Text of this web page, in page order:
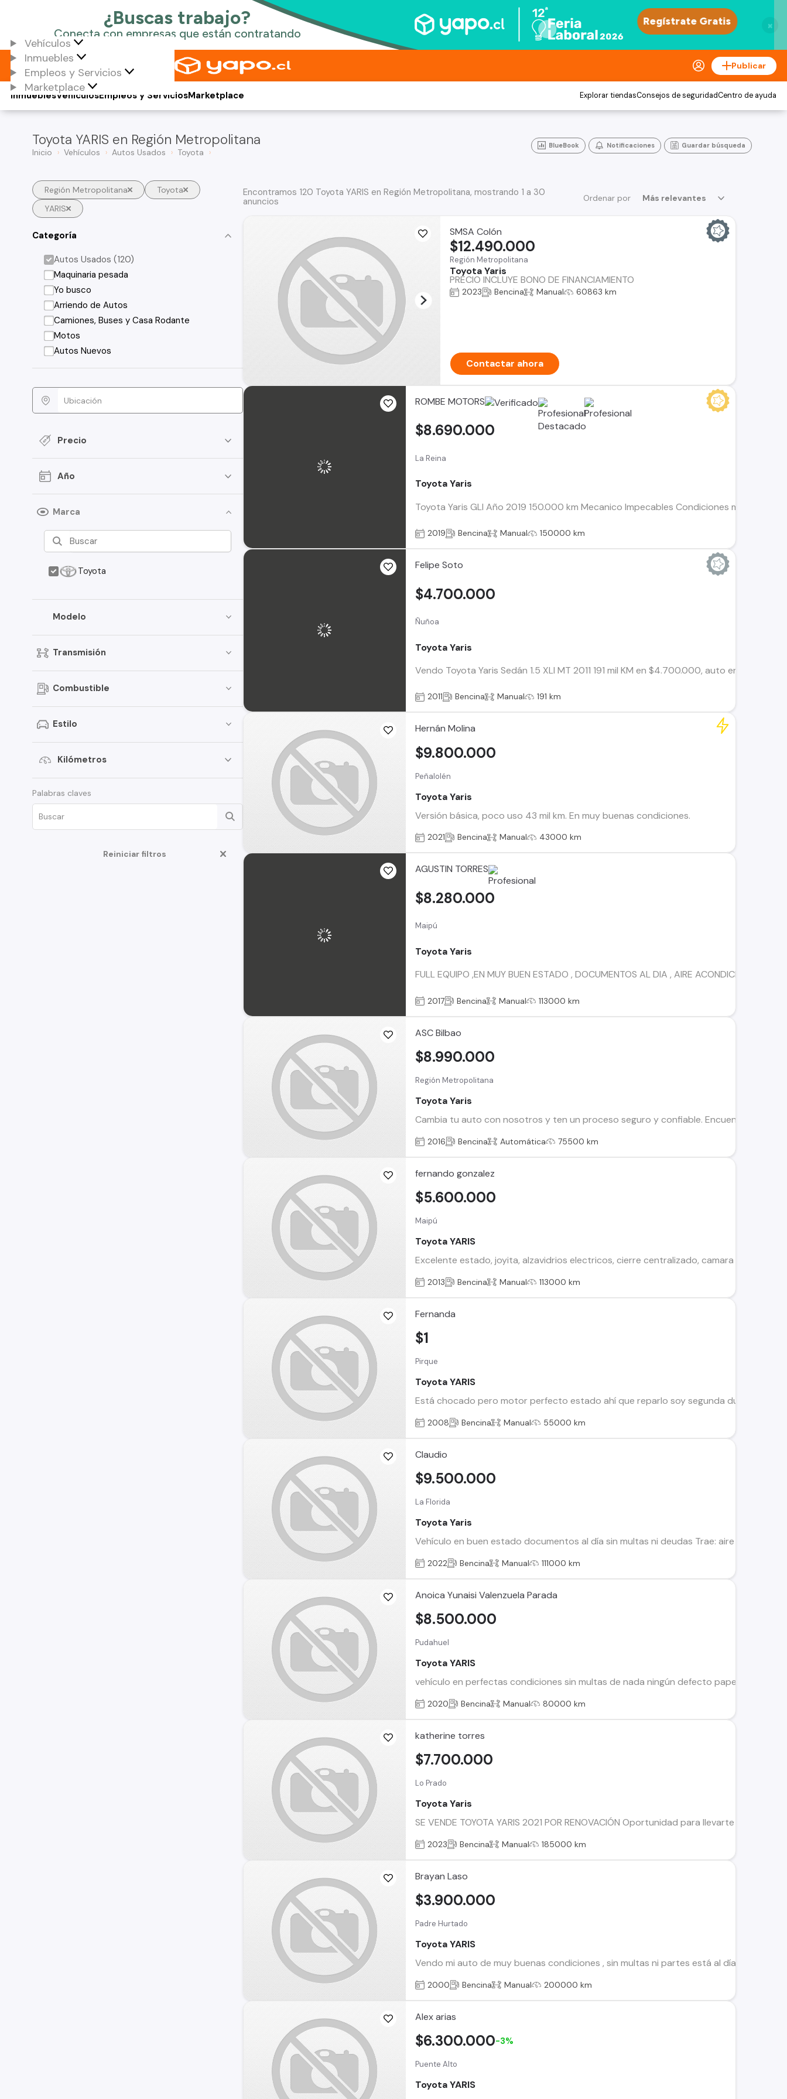
×
Vehículos
Inmuebles
Empleos y Servicios
Marketplace
Publicar
Vehículos
Inmuebles Empleos y ServiciosMarketplace Explorar tiendasConsejos de seguridadCentro de ayuda
Toyota YARIS en Región Metropolitana
Inicio Vehículos Autos Usados Toyota
BlueBook Notificaciones Guardar búsqueda
Región Metropolitana
Toyota
YARIS
Categoría
Autos Usados (120)
Maquinaria pesada
Yo busco
Arriendo de Autos
Camiones, Buses y Casa Rodante
Motos
Autos Nuevos
Precio
Año
Marca
Toyota
Modelo
Transmisión
Combustible
Estilo
Kilómetros
Palabras claves
Reiniciar filtros
Ordenar por Más relevantes
Encontramos 120 Toyota YARIS en Región Metropolitana, mostrando 1 a 30
anuncios
SMSA Colón
Región Metropolitana
Toyota Yaris
PRECIO INCLUYE BONO DE FINANCIAMIENTO
$12.490.000
2023 Bencina Manual 60863 km
Contactar ahora
ROMBE MOTORS
La Reina
Toyota Yaris
Toyota Yaris GLI Año 2019 150.000 km Mecanico Impecables Condiciones
$8.690.000
2019 Bencina Manual 150000 km
Felipe Soto
Ñuñoa
Toyota Yaris
Vendo Toyota Yaris Sedán 1.5 XLI MT 2011 191 mil KM en $4.700.000, auto en
$4.700.000
2011 Bencina Manual 191 km
Hernán Molina
Peñalolén
Toyota Yaris
Versión básica, poco uso 43 mil km. En muy buenas condiciones.
$9.800.000
2021 Bencina Manual 43000 km
AGUSTIN TORRES
Maipú
Toyota Yaris
FULL EQUIPO ,EN MUY BUEN ESTADO , DOCUMENTOS AL DIA , AIRE ACONDICIONADO,
$8.280.000
2017 Bencina Manual 113000 km
ASC Bilbao
Región Metropolitana
Toyota Yaris
Cambia tu auto con nosotros y ten un proceso seguro y confiable. Encuentra el ideal
$8.990.000
2016 Bencina Automática 75500 km
fernando gonzalez
Maipú
Toyota YARIS
Excelente estado, joyita, alzavidrios electricos, cierre centralizado, camara trasera y
$5.600.000
2013 Bencina Manual 113000 km
Fernanda
Pirque
Toyota YARIS
Está chocado pero motor perfecto estado ahí que reparlo soy segunda dueña sin
$1
2008 Bencina Manual 55000 km
Claudio
La Florida
Toyota Yaris
Vehículo en buen estado documentos al día sin multas ni deudas Trae: aire
$9.500.000
2022 Bencina Manual 111000 km
Anoica Yunaisi Valenzuela Parada
Pudahuel
Toyota YARIS
vehículo en perfectas condiciones sin multas de nada ningún defecto papeles al día
$8.500.000
2020 Bencina Manual 80000 km
katherine torres
Lo Prado
Toyota Yaris
SE VENDE TOYOTA YARIS 2021 POR RENOVACIÓN Oportunidad para llevarte un
$7.700.000
2023 Bencina Manual 185000 km
Brayan Laso
Padre Hurtado
Toyota YARIS
Vendo mi auto de muy buenas condiciones , sin multas ni partes está al día revisión
$3.900.000
2000 Bencina Manual 200000 km
Alex arias
Puente Alto
Toyota YARIS
$6.300.000-3%